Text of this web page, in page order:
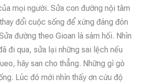
mọi người. Sửa con đường nội tâm
đổi cuộc sống để xứng đáng đón
đường theo Gioan là sám hối. Nhìn
đi qua, sửa lại những sai lệch nếu
hãy san cho thẳng. Những gì gò
Lúc đó mới nhìn thấy ơn cứu độ